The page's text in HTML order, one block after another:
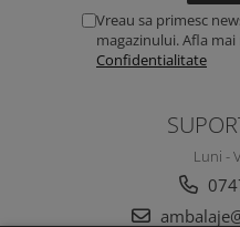
Vreau sa primesc
magazinului. Afla
Confidentialitate
Luni -